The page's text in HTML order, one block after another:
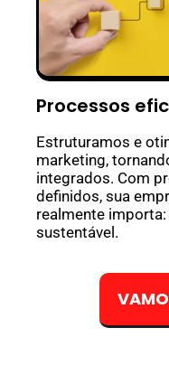
Processos
Estruturamos e
marketing,
integrados. Com
definidos, sua
realmente
sustentável.